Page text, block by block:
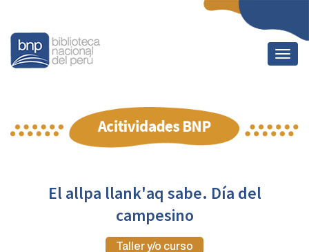
El allpa llank'aq sabe. Día del
campesino
Taller y/o curso